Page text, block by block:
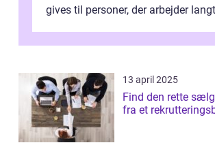
gives til personer, der arbejder
13 april 2025
Find den rette
fra et